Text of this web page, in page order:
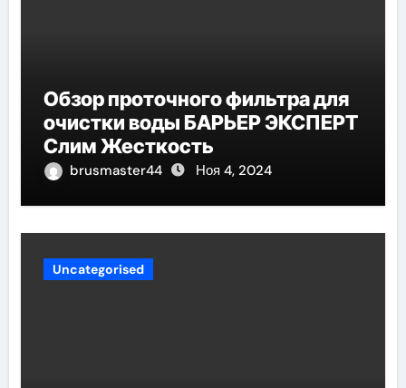
Обзор проточного фильтра для
очистки воды БАРЬЕР ЭКСПЕРТ
Слим Жесткость
brusmaster44 Ноя 4, 2024
Uncategorised